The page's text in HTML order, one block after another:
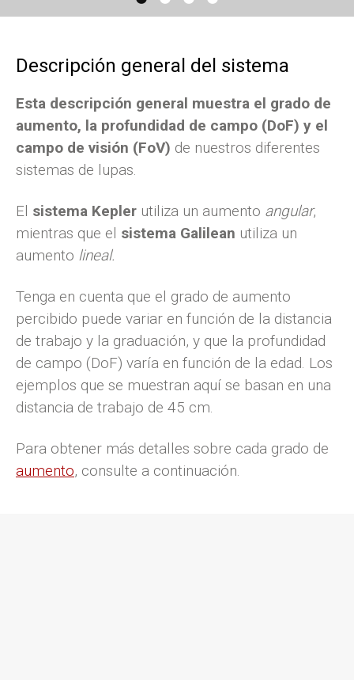
Descripción general del sistema
Esta descripción general muestra el grado de
aumento, la profundidad de campo (DoF) y el
campo de visión (FoV) de nuestros diferentes
sistemas de lupas.
El sistema Kepler utiliza un aumento angular,
mientras que el sistema Galilean utiliza un
aumento lineal.
Tenga en cuenta que el grado de aumento
percibido puede variar en función de la distancia
de trabajo y la graduación, y que la profundidad
de campo (DoF) varía en función de la edad. Los
ejemplos que se muestran aquí se basan en una
distancia de trabajo de 45 cm.
Para obtener más detalles sobre cada grado de
aumento, consulte a continuación.